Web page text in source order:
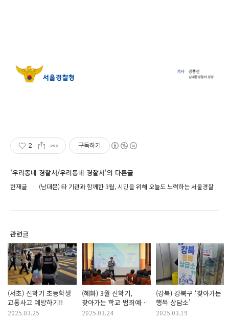
2 구독하기
'우리동네 경찰서/우리동네 경찰서'의 다른글
현재글 (남대문) 타 기관과 함께한 3월, 시민을 위해 오늘도 노력하는 서울경찰
관련글
(서초) 신학기 초등학생
교통사고 예방하기!!
2025.03.25
(혜화) 3월 신학기,
찾아가는 학교 범죄예방
교육 실시 ! 🏤
2025.03.24
(강북) 강북구 ‘찾아가는
행복 상담소’
2025.03.19